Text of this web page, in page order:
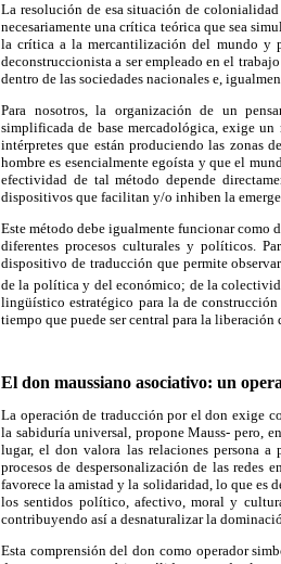
La resolución de esa situación de
necesariamente una crítica teórica que sea
la crítica a la mercantilización del mundo y
deconstruccionista a ser empleado en el
dentro de las sociedades nacionales e,
Para nosotros, la organización de un
simplificada de base mercadológica, exige
intérpretes que están produciendo las zonas
hombre es esencialmente egoísta y que el
efectividad de tal método depende
dispositivos que facilitan y/o inhiben la
Este método debe igualmente funcionar como
diferentes procesos culturales y políticos.
dispositivo de traducción que permite
de la política y del económico; de la
lingüístico estratégico para la de
tiempo que puede ser central para la liberación
El don maussiano asociativo: un
La operación de traducción por el don exige
la sabiduría universal, propone Mauss- pero,
lugar, el don valora las relaciones persona
procesos de despersonalización de las redes
favorece la amistad y la solidaridad, lo que es
los sentidos político, afectivo, moral y
contribuyendo así a desnaturalizar la
Esta comprensión del don como operador